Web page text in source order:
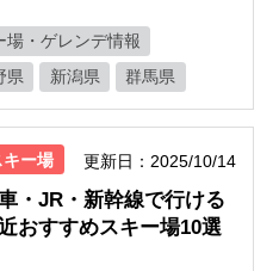
場・ゲレンデ情報
県 新潟県 群馬県
キー場 更新日：2025/10/14
・JR・新幹線で行ける
おすすめスキー場10選